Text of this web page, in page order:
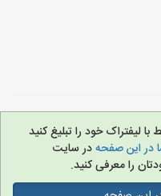
لیفتراک خود را تبلیغ کنید
در این صفحهدر سایت
را معرفی کنید.